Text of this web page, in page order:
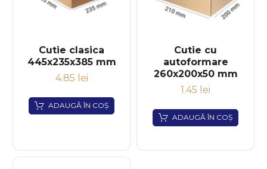
Cutie clasica
445x235x385 mm
4.85 lei
ADAUGĂ ÎN COȘ
Cutie cu
autoformare
260x200x50 mm
1.45 lei
ADAUGĂ ÎN COȘ